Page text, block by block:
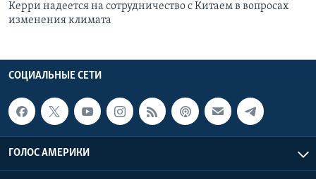
Керри надеется на сотрудничество с Китаем в вопросах
изменения климата
СОЦИАЛЬНЫЕ СЕТИ
ГОЛОС АМЕРИКИ